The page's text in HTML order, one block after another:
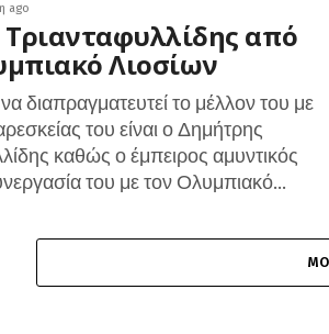
ago
Τριανταφυλλίδης από
Λιοσίων
διαπραγματευτεί το μέλλον του με
του είναι ο Δημήτρης
καθώς ο έμπειρος αμυντικός
του με τον Ολυμπιακό...